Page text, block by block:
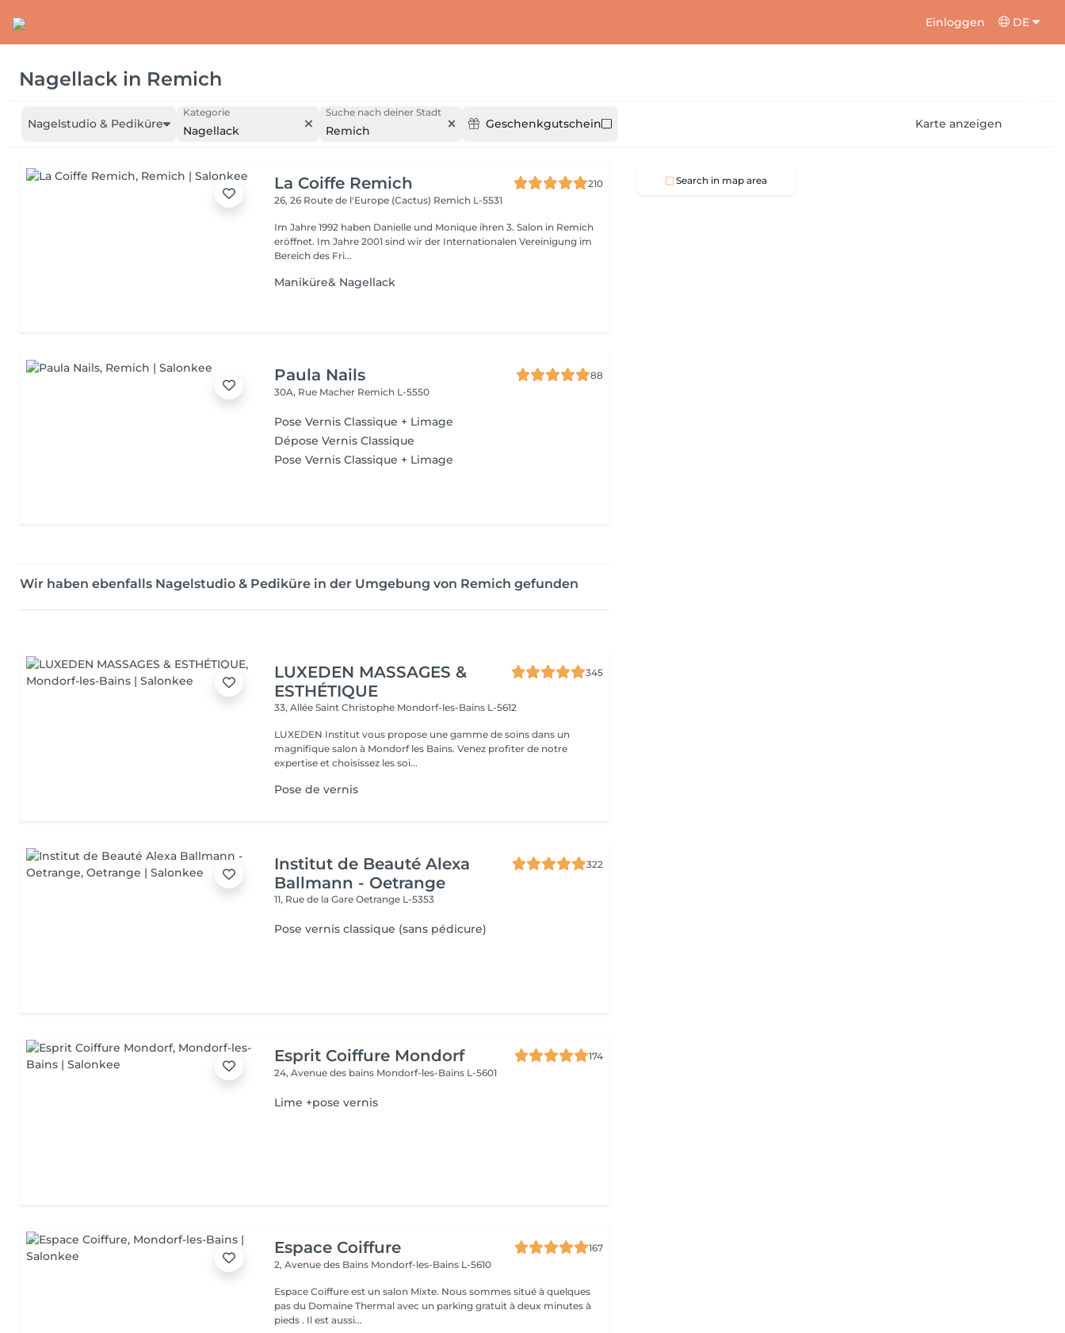
Einloggen DE
Nagellack in Remich
Nagelstudio & Pediküre
Kategorie
Nagellack
Suche nach deiner Stadt
Remich Geschenkgutschein Karte anzeigen
La Coiffe Remich
210
26, 26 Route de l'Europe (Cactus) Remich L-5531
Im Jahre 1992 haben Danielle und Monique ihren 3. Salon in Remich
eröffnet. Im Jahre 2001 sind wir der Internationalen Vereinigung im
Bereich des Fri...
Maniküre& Nagellack
Paula Nails
88
30A, Rue Macher Remich L-5550
Pose Vernis Classique + Limage
Dépose Vernis Classique
Pose Vernis Classique + Limage
Wir haben ebenfalls Nagelstudio & Pediküre in der Umgebung von Remich gefunden
LUXEDEN MASSAGES &
ESTHÉTIQUE
345
33, Allée Saint Christophe Mondorf-les-Bains L-5612
LUXEDEN Institut vous propose une gamme de soins dans un
magnifique salon à Mondorf les Bains. Venez profiter de notre
expertise et choisissez les soi...
Pose de vernis
Institut de Beauté Alexa
Ballmann - Oetrange
322
11, Rue de la GareOetrange L-5353
Pose vernis classique (sans pédicure)
Esprit Coiffure Mondorf
174
24, Avenue des bains Mondorf-les-Bains L-5601
Lime +pose vernis
Espace Coiffure
167
2, Avenue des Bains Mondorf-les-Bains L-5610
Espace Coiffure est un salon Mixte. Nous sommes situé à quelques
pas du Domaine Thermal avec un parking gratuit à deux minutes à
pieds . Il est aussi...
Search in map area